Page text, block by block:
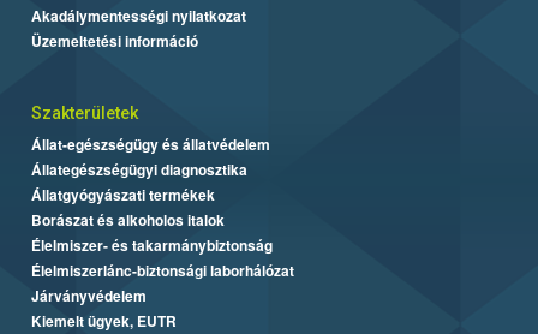
Akadálymentességi nyilatkozat
Üzemeltetési információ
Szakterületek
Állat-egészségügy és állatvédelem
Állategészségügyi diagnosztika
Állatgyógyászati termékek
Borászat és alkoholos italok
Élelmiszer- és takarmánybiztonság
Élelmiszerlánc-biztonsági laborhálózat
Járványvédelem
Kiemelt ügyek, EUTR